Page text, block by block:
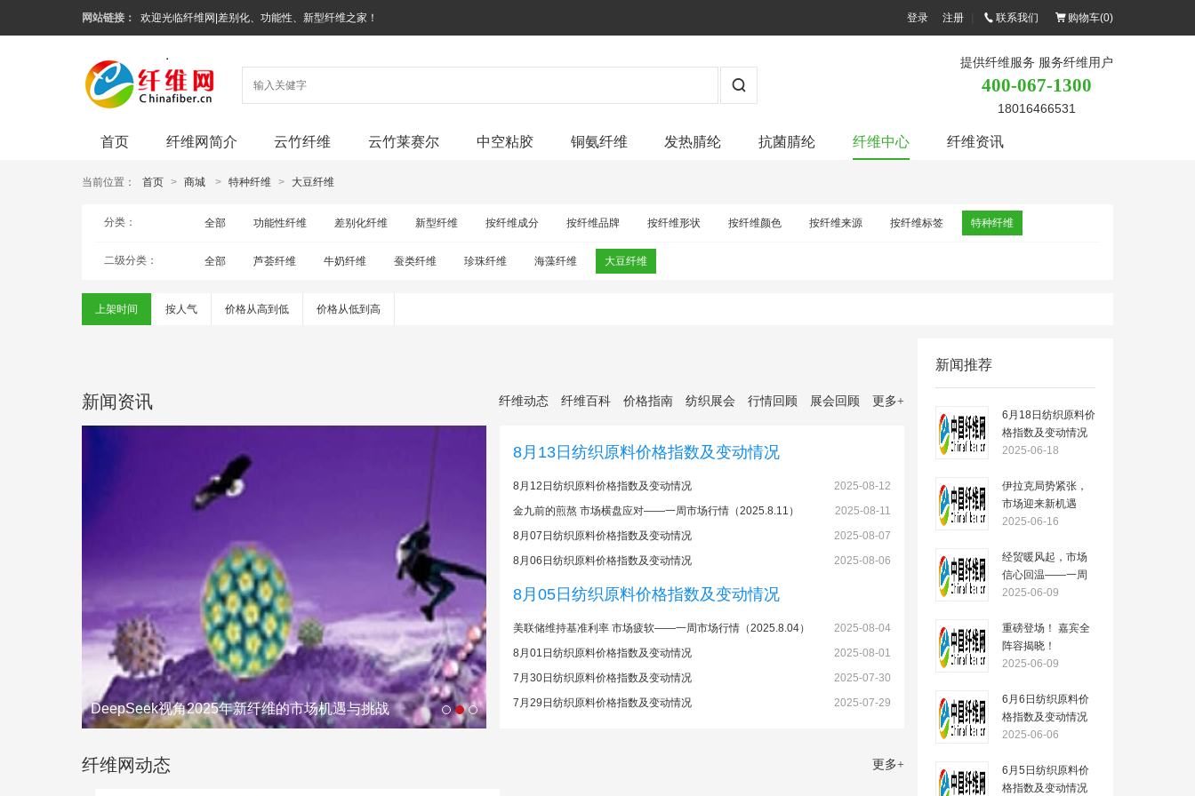
网站链接： 欢迎光临纤维网|差别化、功能性、新型纤维之家！ 登录 注册 联系我们 购物车(0)
提供纤维服务 服务纤维用户
400-067-1300
18016466531
首页 纤维网简介 云竹纤维 云竹莱赛尔 中空粘胶 铜氨纤维 发热腈纶 抗菌腈纶 纤维中心 纤维资讯
当前位置： 首页 > 商城 > 特种纤维 > 大豆纤维
分类： 全部 功能性纤维 差别化纤维 新型纤维 按纤维成分 按纤维品牌 按纤维形状 按纤维颜色 按纤维来源 按纤维标签 特种纤维
二级分类： 全部 芦荟纤维 牛奶纤维 蚕类纤维 珍珠纤维 海藻纤维 大豆纤维
上架时间 按人气 价格从高到低 价格从低到高
新闻资讯 纤维动态 纤维百科 价格指南 纺织展会 行情回顾 展会回顾 更多+
DeepSeek视角2025年新纤维的市场机遇与挑战
8月13日纺织原料价格指数及变动情况
2025-08-12
8月12日纺织原料价格指数及变动情况
2025-08-11
金九前的煎熬 市场横盘应对——一周市场行情（2025.8.11）
2025-08-07
8月07日纺织原料价格指数及变动情况
2025-08-06
8月06日纺织原料价格指数及变动情况
8月05日纺织原料价格指数及变动情况
2025-08-04
美联储维持基准利率 市场疲软——一周市场行情（2025.8.04）
2025-08-01
8月01日纺织原料价格指数及变动情况
2025-07-30
7月30日纺织原料价格指数及变动情况
2025-07-29
7月29日纺织原料价格指数及变动情况
纤维网动态 更多+
新闻推荐
6月18日纺织原料价
格指数及变动情况
2025-06-18
伊拉克局势紧张，
市场迎来新机遇
——一周市场行情
2025-06-16
经贸暖风起，市场
信心回温——一周
市场行情
2025-06-09
重磅登场！ 嘉宾全
阵容揭晓！
2025-06-09
6月6日纺织原料价
格指数及变动情况
2025-06-06
6月5日纺织原料价
格指数及变动情况